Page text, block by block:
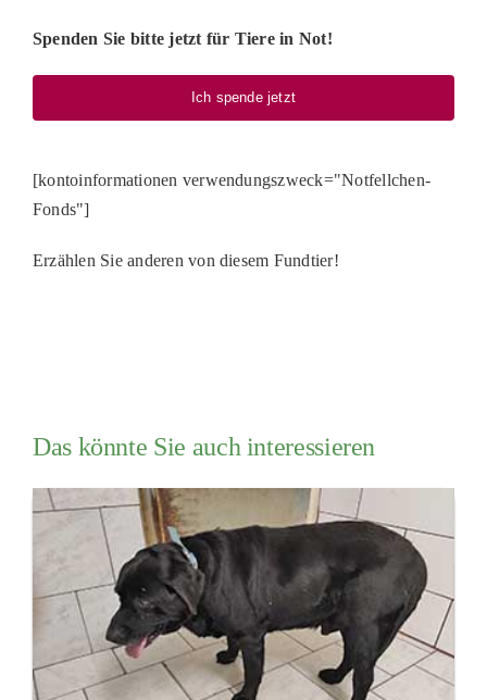
Spenden Sie bitte jetzt für Tiere in Not!
Ich spende jetzt
[kontoinformationen verwendungszweck="Notfellchen-
Fonds"]
Erzählen Sie anderen von diesem Fundtier!
Das könnte Sie auch interessieren